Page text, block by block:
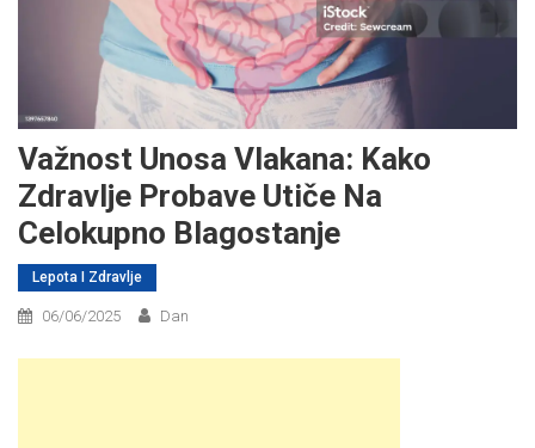
Važnost Unosa Vlakana: Kako
Zdravlje Probave Utiče Na
Celokupno Blagostanje
Lepota I Zdravlje
06/06/2025 Dan